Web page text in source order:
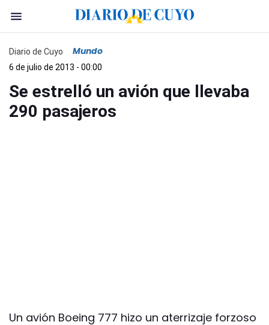
Diario de Cuyo Mundo
6 de julio de 2013 - 00:00
Se estrelló un avión que llevaba
290 pasajeros
Un avión Boeing 777 hizo un aterrizaje forzoso